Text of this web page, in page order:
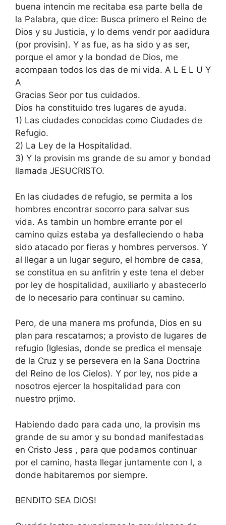
buena intencin me recitaba esa parte bella de
la Palabra, que dice: Busca primero el Reino de
Dios y su Justicia, y lo dems vendr por aadidura
(por provisin). Y as fue, as ha sido y as ser,
porque el amor y la bondad de Dios, me
acompaan todos los das de mi vida. A L E L U Y
A
Gracias Seor por tus cuidados.
Dios ha constituido tres lugares de ayuda.
1) Las ciudades conocidas como Ciudades de
Refugio.
2) La Ley de la Hospitalidad.
3) Y la provisin ms grande de su amor y bondad
llamada JESUCRISTO.
En las ciudades de refugio, se permita a los
hombres encontrar socorro para salvar sus
vida. As tambin un hombre errante por el
camino quizs estaba ya desfalleciendo o haba
sido atacado por fieras y hombres perversos. Y
al llegar a un lugar seguro, el hombre de casa,
se constitua en su anfitrin y este tena el deber
por ley de hospitalidad, auxiliarlo y abastecerlo
de lo necesario para continuar su camino.
Pero, de una manera ms profunda, Dios en su
plan para rescatarnos; a provisto de lugares de
refugio (Iglesias, donde se predica el mensaje
de la Cruz y se persevera en la Sana Doctrina
del Reino de los Cielos). Y por ley, nos pide a
nosotros ejercer la hospitalidad para con
nuestro prjimo.
Habiendo dado para cada uno, la provisin ms
grande de su amor y su bondad manifestadas
en Cristo Jess , para que podamos continuar
por el camino, hasta llegar juntamente con l, a
donde habitaremos por siempre.
BENDITO SEA DIOS!